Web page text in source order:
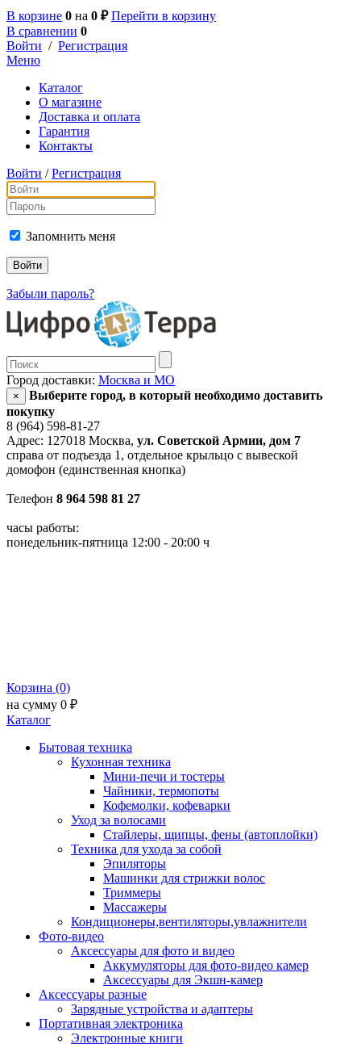
В корзине 0 на 0 ₽ Перейти в корзину
В сравнении 0
Войти / Регистрация
Меню
Каталог
О магазине
Доставка и оплата
Гарантия
Контакты
Войти / Регистрация
Запомнить меня
Забыли пароль?
Город доставки: Москва и МО
×
Выберите город, в который необходимо доставить
покупку
8 (964) 598-81-27
Адрес: 127018 Москва, ул. Советской Армии, дом 7
справа от подъезда 1, отдельное крыльцо с вывеской
домофон (единственная кнопка)
Телефон 8 964 598 81 27
часы работы:
понедельник-пятница 12:00 - 20:00 ч
Корзина (0)
на сумму 0 ₽
Каталог
Бытовая техника
Кухонная техника
Мини-печи и тостеры
Чайники, термопоты
Кофемолки, кофеварки
Уход за волосами
Стайлеры, щипцы, фены (автоплойки)
Техника для ухода за собой
Эпиляторы
Машинки для стрижки волос
Триммеры
Массажеры
Кондиционеры,вентиляторы,увлажнители
Фото-видео
Аксессуары для фото и видео
Аккумуляторы для фото-видео камер
Аксессуары для Экшн-камер
Аксессуары разные
Зарядные устройства и адаптеры
Портативная электроника
Электронные книги